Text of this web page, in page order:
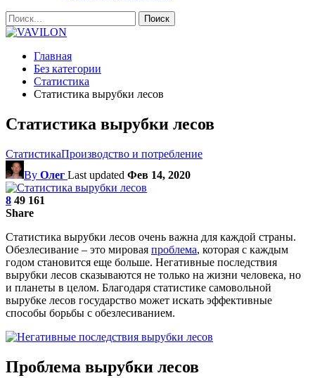
Главная
Без категории
Статистика
Статистика вырубки лесов
Статистика вырубки лесов
СтатистикаПроизводство и потребление
By Олег Last updated Фев 14, 2020
8 49 161
Share
Статистика вырубки лесов очень важна для каждой страны.
Обезлесивание – это мировая проблема, которая с каждым
годом становится еще больше. Негативные последствия
вырубки лесов сказываются не только на жизни человека, но
и планеты в целом. Благодаря статистике самовольной
вырубке лесов государство может искать эффективные
способы борьбы с обезлесиванием.
Проблема вырубки лесов